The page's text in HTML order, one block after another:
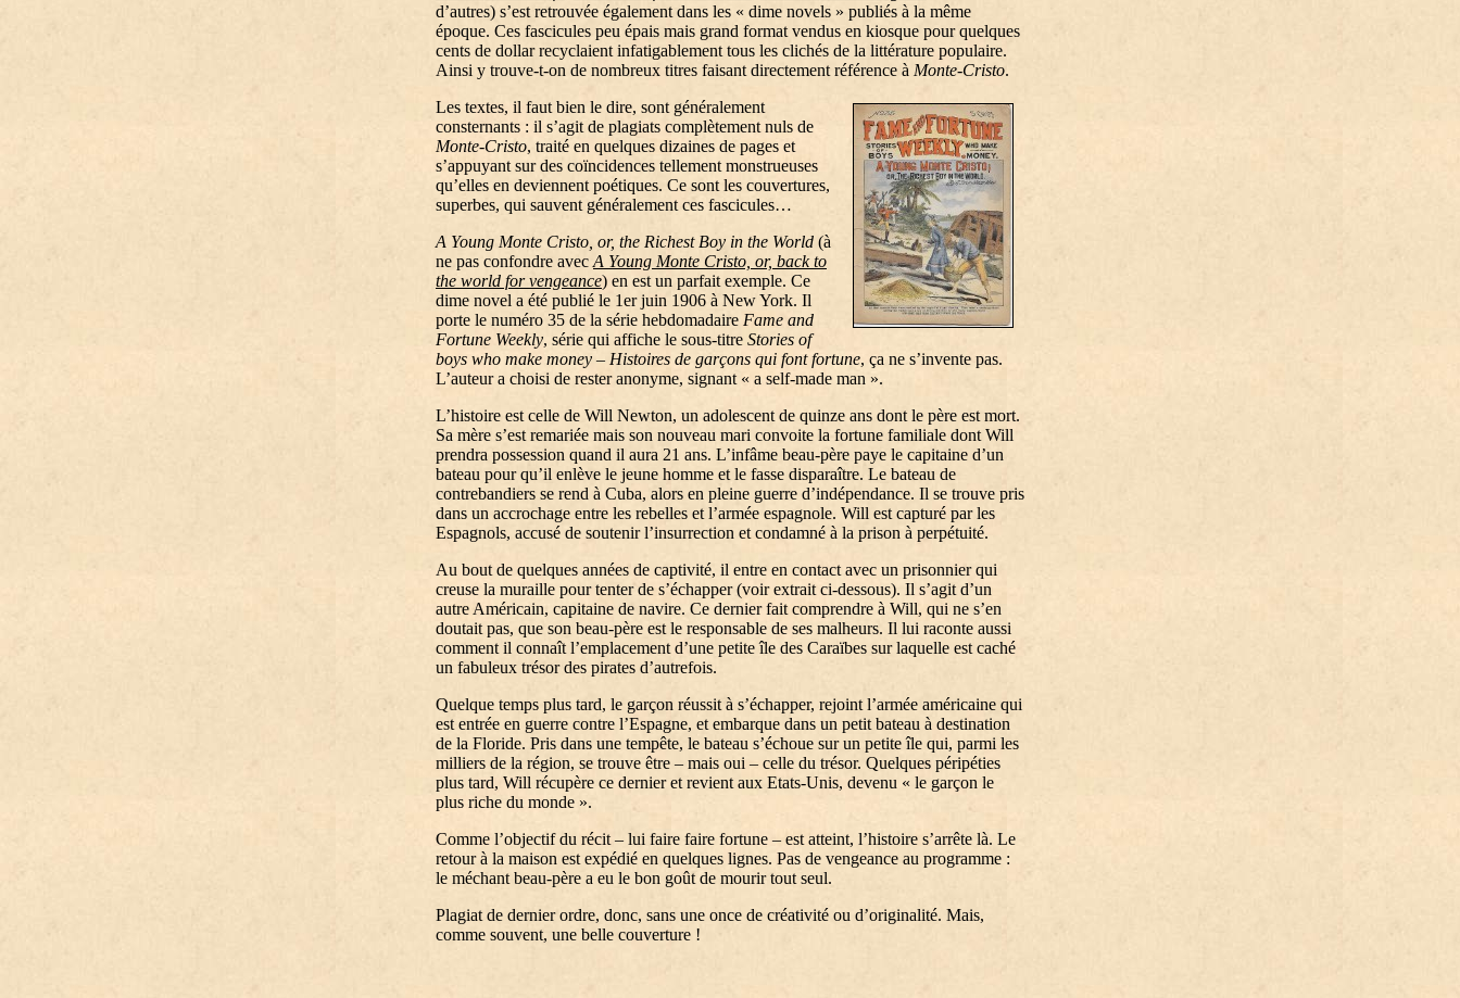
d’autres) s’est retrouvée également dans les « dime novels » publiés à la même
époque. Ces fascicules peu épais mais grand format vendus en kiosque pour quelques
cents de dollar recyclaient infatigablement tous les clichés de la littérature populaire.
Ainsi y trouve-t-on de nombreux titres faisant directement référence à Monte-Cristo.
Les textes, il faut bien le dire, sont généralement
consternants : il s’agit de plagiats complètement nuls de
Monte-Cristo, traité en quelques dizaines de pages et
s’appuyant sur des coïncidences tellement monstrueuses
qu’elles en deviennent poétiques. Ce sont les couvertures,
superbes, qui sauvent généralement ces fascicules…
A Young Monte Cristo, or, the Richest Boy in the World (à
ne pas confondre avec A Young Monte Cristo, or, back to
the world for vengeance) en est un parfait exemple. Ce
dime novel a été publié le 1er juin 1906 à New York. Il
porte le numéro 35 de la série hebdomadaire Fame and
Fortune Weekly, série qui affiche le sous-titre Stories of
boys who make money– Histoires de garçons qui font fortune, ça ne s’invente pas.
L’auteur a choisi de rester anonyme, signant « a self-made man ».
L’histoire est celle de Will Newton, un adolescent de quinze ans dont le père est mort.
Sa mère s’est remariée mais son nouveau mari convoite la fortune familiale dont Will
prendra possession quand il aura 21 ans. L’infâme beau-père paye le capitaine d’un
bateau pour qu’il enlève le jeune homme et le fasse disparaître. Le bateau de
contrebandiers se rend à Cuba, alors en pleine guerre d’indépendance. Il se trouve pris
dans un accrochage entre les rebelles et l’armée espagnole. Will est capturé par les
Espagnols, accusé de soutenir l’insurrection et condamné à la prison à perpétuité.
Au bout de quelques années de captivité, il entre en contact avec un prisonnier qui
creuse la muraille pour tenter de s’échapper (voir extrait ci-dessous). Il s’agit d’un
autre Américain, capitaine de navire. Ce dernier fait comprendre à Will, qui ne s’en
doutait pas, que son beau-père est le responsable de ses malheurs. Il lui raconte aussi
comment il connaît l’emplacement d’une petite île des Caraïbes sur laquelle est caché
un fabuleux trésor des pirates d’autrefois.
Quelque temps plus tard, le garçon réussit à s’échapper, rejoint l’armée américaine qui
est entrée en guerre contre l’Espagne, et embarque dans un petit bateau à destination
de la Floride. Pris dans une tempête, le bateau s’échoue sur un petite île qui, parmi les
milliers de la région, se trouve être – mais oui – celle du trésor. Quelques péripéties
plus tard, Will récupère ce dernier et revient aux Etats-Unis, devenu « le garçon le
plus riche du monde ».
Comme l’objectif du récit – lui faire faire fortune – est atteint, l’histoire s’arrête là. Le
retour à la maison est expédié en quelques lignes. Pas de vengeance au programme :
le méchant beau-père a eu le bon goût de mourir tout seul.
Plagiat de dernier ordre, donc, sans une once de créativité ou d’originalité. Mais,
comme souvent, une belle couverture !